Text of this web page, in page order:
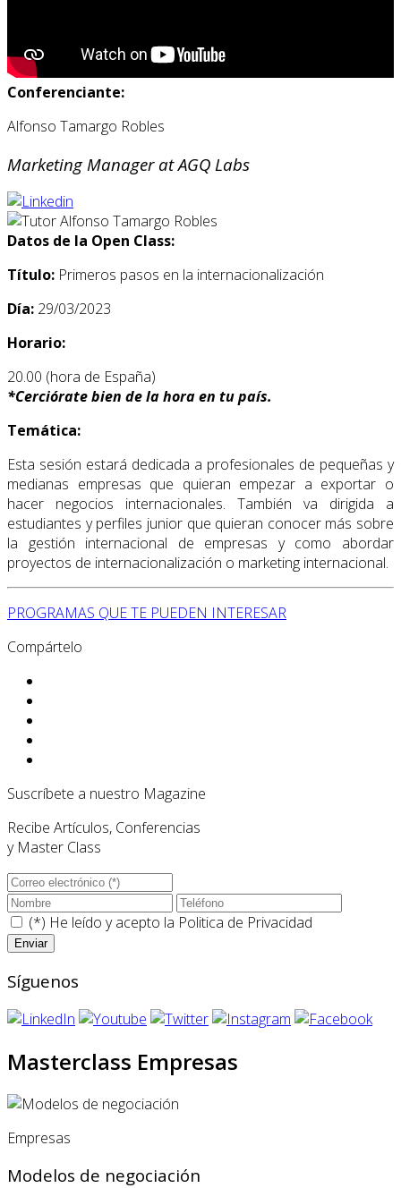
Conferenciante:
Alfonso Tamargo Robles
Marketing Manager at AGQ Labs
Datos de la Open Class:
Título: Primeros pasos en la internacionalización
Día: 29/03/2023
Horario:
20.00 (hora de España)
*Cerciórate bien de la hora en tu país.
Temática:
Esta sesión estará dedicada a profesionales de pequeñas y
medianas empresas que quieran empezar a exportar o
hacer negocios internacionales. También va dirigida a
estudiantes y perfiles junior que quieran conocer más sobre
la gestión internacional de empresas y como abordar
proyectos de internacionalización o marketing internacional.
PROGRAMAS QUE TE PUEDEN INTERESAR
Compártelo
Suscríbete a nuestro Magazine
Recibe Artículos, Conferencias
y Master Class
(*) He leído y acepto la Politica de Privacidad
Síguenos
Masterclass Empresas
Empresas
Modelos de negociación